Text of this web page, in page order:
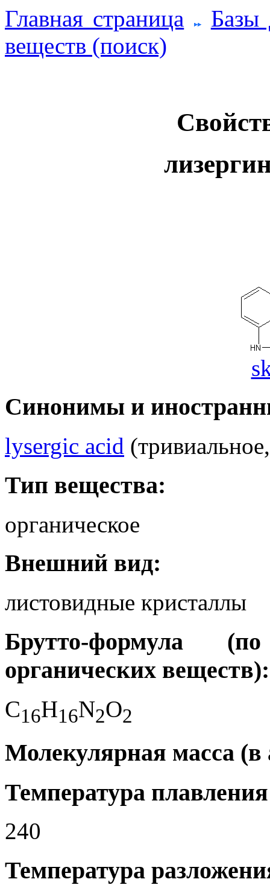
Главная страница
Базы
веществ (поиск)
Синонимы и
lysergic acid
Тип вещества:
органическое
Внешний вид:
листовидные кристаллы
Брутто-формула
органических веществ):
C16H16N2O2
Молекулярная масса (в
Температура
240
Температура